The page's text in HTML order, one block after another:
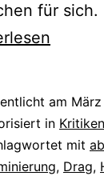
für
am
in Kritiken
mit
, Drag,